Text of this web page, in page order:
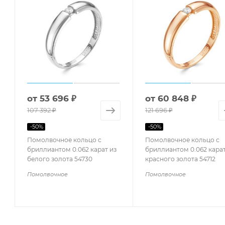
Помолвочное кольцо с
бриллиантом 0.062 карат из
белого золота 54730
Помолвочное
от 53 696 ₽
107 392 ₽
-50%
Помолвочное кольцо с
бриллиантом 0.062
красного золота 54712
Помолвочное
от 60 848 ₽
121 696 ₽
-50%